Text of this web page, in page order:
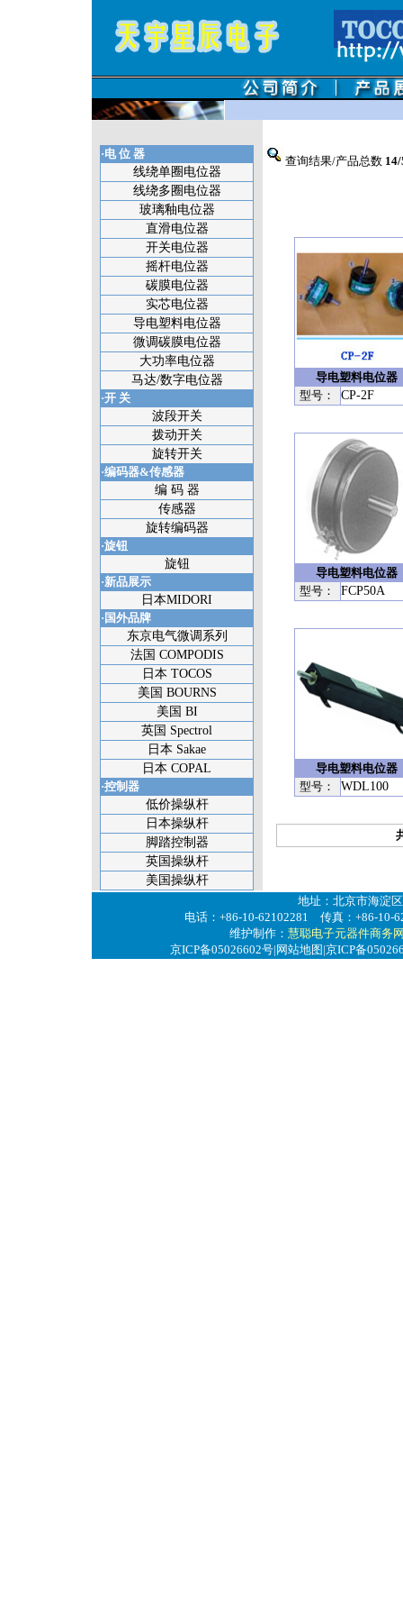
·电 位 器
线绕单圈电位器
线绕多圈电位器
玻璃釉电位器
直滑电位器
开关电位器
摇杆电位器
碳膜电位器
实芯电位器
导电塑料电位器
微调碳膜电位器
大功率电位器
马达/数字电位器
·开 关
波段开关
拨动开关
旋转开关
·编码器&传感器
编 码 器
传感器
旋转编码器
·旋钮
旋钮
·新品展示
日本MIDORI
·国外品牌
东京电气微调系列
法国 COMPODIS
日本 TOCOS
美国 BOURNS
美国 BI
英国 Spectrol
日本 Sakae
日本 COPAL
·控制器
低价操纵杆
日本操纵杆
脚踏控制器
英国操纵杆
美国操纵杆
查询结果/产品总数
导电塑料电位器
型号：
CP-2F
导电塑料电位器
型号：
FCP50A
导电塑料电位器
型号：
WDL100
地址：北京市海淀
电话：+86-10-62102281 传真：+86-
维护制作： 慧聪电子元器件商务
京ICP备05026602号| 网站地图 |京ICP备